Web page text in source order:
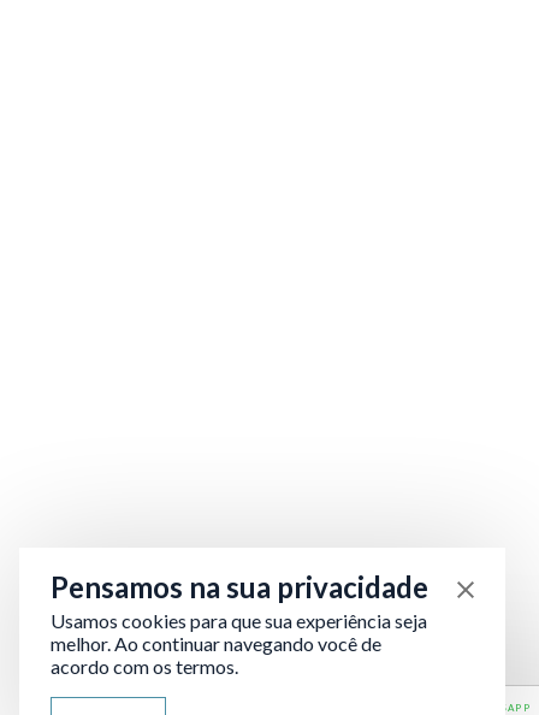
ATENDIMENTO VIA WHATSAPP
Pensamos na sua privacidade
Usamos cookies para que sua experiência seja
melhor. Ao continuar navegando você de
acordo com os termos.